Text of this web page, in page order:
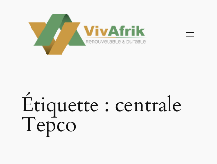
contenu
Étiquette : centrale
Tepco